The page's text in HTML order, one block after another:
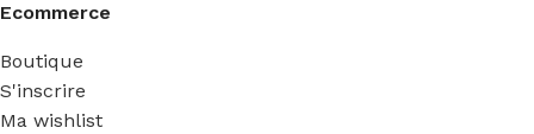
Ecommerce
Boutique
S'inscrire
Ma wishlist